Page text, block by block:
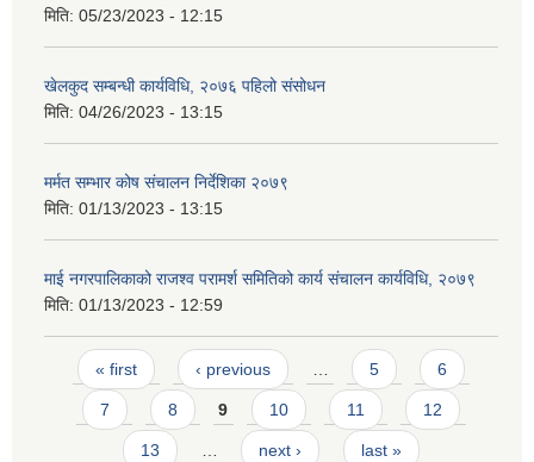
मिति: 05/23/2023 - 12:15
खेलकुद सम्बन्धी कार्यविधि, २०७६ पहिलो संसोधन
मिति: 04/26/2023 - 13:15
मर्मत सम्भार कोष संचालन निर्देशिका २०७९
मिति: 01/13/2023 - 13:15
माई नगरपालिकाको राजश्व परामर्श समितिको कार्य संचालन कार्यविधि, २०७९
मिति: 01/13/2023 - 12:59
Pages
« first ‹ previous … 5 6
7 8 9 10 11 12
13 … next › last »